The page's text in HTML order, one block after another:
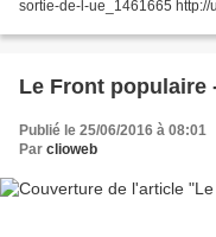
sortie-de-l-ue_1461665
Le Front populaire
Publié le 25/06/2016 à 08:01
Par clioweb